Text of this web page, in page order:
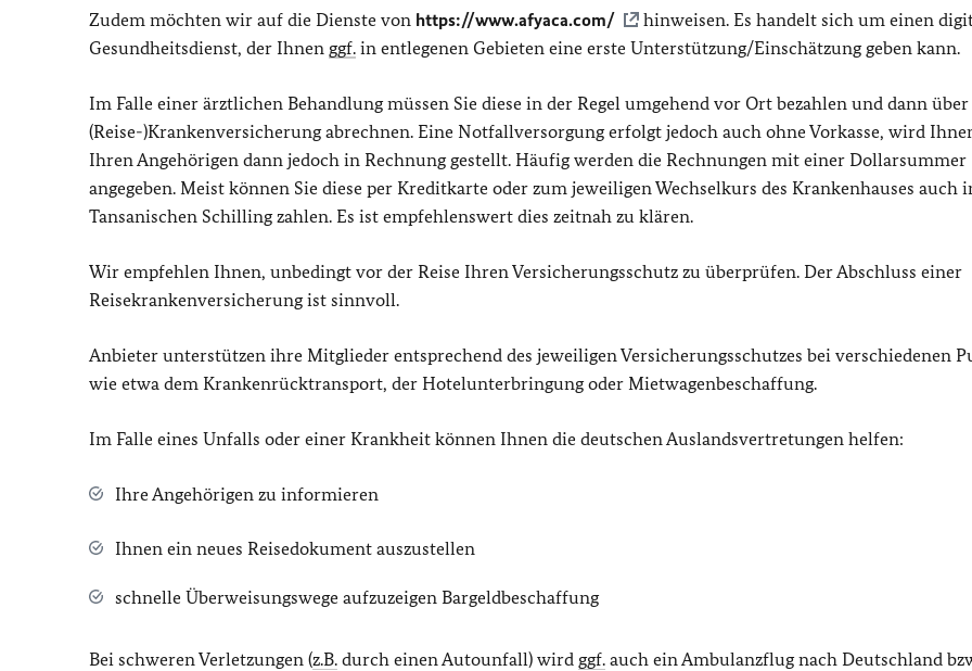
Zudem möchten wir auf die Dienste von https://www.afyaca.com/
hinweisen. Es handelt sich um einen
Gesundheitsdienst, der Ihnen ggf. in entlegenen Gebieten eine erste Unterstützung/Einschätzung geben kann.
Im Falle einer ärztlichen Behandlung müssen Sie diese in der Regel umgehend vor Ort bezahlen und dann
(Reise-)Krankenversicherung abrechnen. Eine Notfallversorgung erfolgt jedoch auch ohne Vorkasse, wird
Ihren Angehörigen dann jedoch in Rechnung gestellt. Häufig werden die Rechnungen mit einer Dollarsummer
angegeben. Meist können Sie diese per Kreditkarte oder zum jeweiligen Wechselkurs des Krankenhauses auch
Tansanischen Schilling zahlen. Es ist empfehlenswert dies zeitnah zu klären.
Wir empfehlen Ihnen, unbedingt vor der Reise Ihren Versicherungsschutz zu überprüfen. Der Abschluss einer
Reisekrankenversicherung ist sinnvoll.
Anbieter unterstützen ihre Mitglieder entsprechend des jeweiligen Versicherungsschutzes bei verschiedenen
wie etwa dem Krankenrücktransport, der Hotelunterbringung oder Mietwagenbeschaffung.
Im Falle eines Unfalls oder einer Krankheit können Ihnen die deutschen Auslandsvertretungen helfen:
Ihre Angehörigen zu informieren
Ihnen ein neues Reisedokument auszustellen
schnelle Überweisungswege aufzuzeigen Bargeldbeschaffung
Bei schweren Verletzungen (z.B. durch einen Autounfall) wird ggf. auch ein Ambulanzflug nach Deutschland